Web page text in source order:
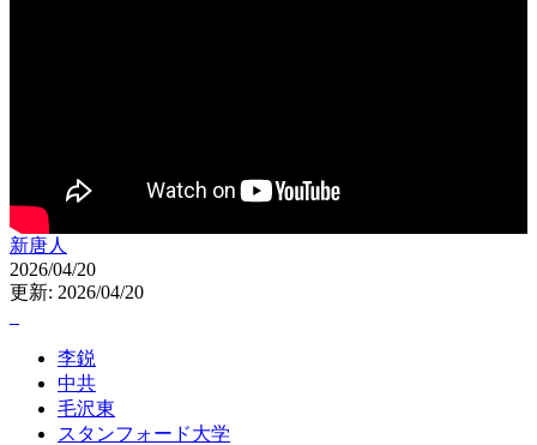
新唐人
2026/04/20
更新: 2026/04/20
李鋭
中共
毛沢東
スタンフォード大学